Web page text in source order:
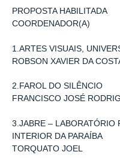
PROPOSTA HABILITADA
COORDENADOR(A)
1.ARTES VISUAIS,
ROBSON XAVIER DA
2.FAROL DO SILÊNCIO
FRANCISCO JOSÉ
3.JABRE – LABORATÓRIO
INTERIOR DA PARAÍBA
TORQUATO JOEL